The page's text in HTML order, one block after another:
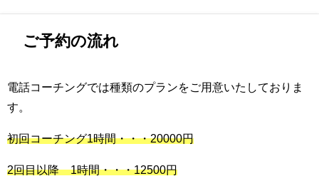
ご予約の流れ
電話コーチングでは種類のプランをご用意いたしておりま
す。
初回コーチング1時間・・・20000円
2回目以降 1時間・・・12500円